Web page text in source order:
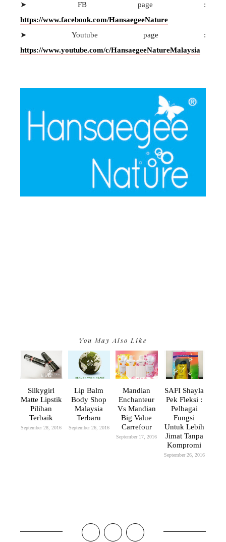
➤ FB page :
https://www.facebook.com/HansaegeeNature
➤ Youtube page :
https://www.youtube.com/c/HansaegeeNatureMalaysia
You May Also Like
Silkygirl
Matte Lipstik
Pilihan
Terbaik
September 28, 2016
Lip Balm
Body Shop
Malaysia
Terbaru
September 26, 2016
Mandian
Enchanteur
Vs Mandian
Big Value
Carrefour
September 17, 2016
SAFI Shayla
Pek Fleksi :
Pelbagai
Fungsi
Untuk Lebih
Jimat Tanpa
Kompromi
September 26, 2016